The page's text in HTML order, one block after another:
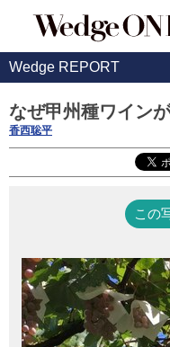
Wedge REPORT
なぜ甲州種ワイン
香西聡平
この